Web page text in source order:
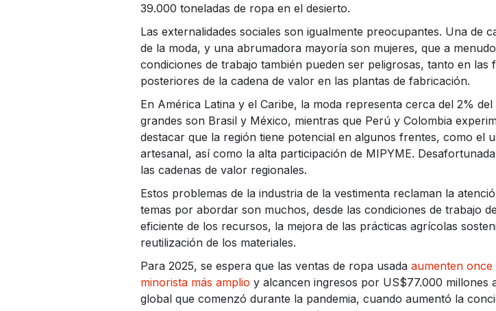
39.000 toneladas de ropa en el desierto.
Las externalidades sociales son igualmente preocupantes. Una de
de la moda, y una abrumadora mayoría son mujeres, que a
condiciones de trabajo también pueden ser peligrosas, tanto en
posteriores de la cadena de valor en las plantas de fabricación.
En América Latina y el Caribe, la moda representa cerca del 2%
grandes son Brasil y México, mientras que Perú y Colombia
destacar que la región tiene potencial en algunos frentes, como el
artesanal, así como la alta participación de MIPYME.
las cadenas de valor regionales.
Estos problemas de la industria de la vestimenta reclaman la
temas por abordar son muchos, desde las condiciones de trabajo
eficiente de los recursos, la mejora de las prácticas agrícolas
reutilización de los materiales.
Para 2025, se espera que las ventas de ropa usada aumenten once
minorista más amplio y alcancen ingresos por US$77.000 millones
global que comenzó durante la pandemia, cuando aumentó la